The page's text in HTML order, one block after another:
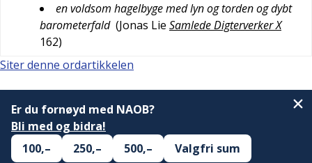
en voldsom hagelbyge med lyn og torden og dybt
barometerfald (Jonas Lie Samlede Digterverker X
162)
Siter denne ordartikkelen
Er du fornøyd med NAOB?
Bli med og bidra!
100,–
250,– 500,– Valgfri sum